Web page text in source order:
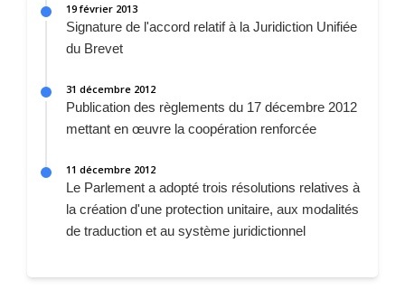
19 février 2013
Signature de l'accord relatif à la Juridiction Unifiée
du Brevet
31 décembre 2012
Publication des règlements du 17 décembre 2012
mettant en œuvre la coopération renforcée
11 décembre 2012
Le Parlement a adopté trois résolutions relatives à
la création d'une protection unitaire, aux modalités
de traduction et au système juridictionnel